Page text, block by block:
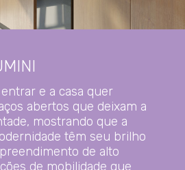
e a casa quer
abertos que deixam a
mostrando que a
têm seu brilho
de alto
de mobilidade que